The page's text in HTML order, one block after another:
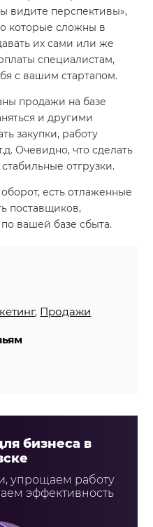
видите перспективы»,
которые сложны в
их сами или же
специалистам,
с вашим стартапом.
продажи на базе
и другими
закупки, работу
Очевидно, что сделать
отгрузки.
есть отлаженные
поставщиков,
вашей базе сбыта.
, Продажи
бизнеса в
упрощаем работу
эффективность